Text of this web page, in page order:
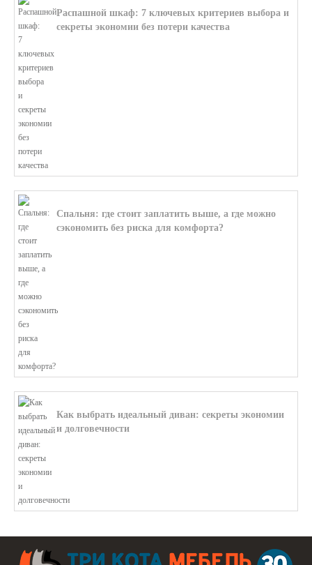
Распашной шкаф: 7 ключевых критериев выбора и
секреты экономии без потери качества
Спальня: где стоит заплатить выше, а где можно
сэкономить без риска для комфорта?
Как выбрать идеальный диван: секреты экономии
и долговечности